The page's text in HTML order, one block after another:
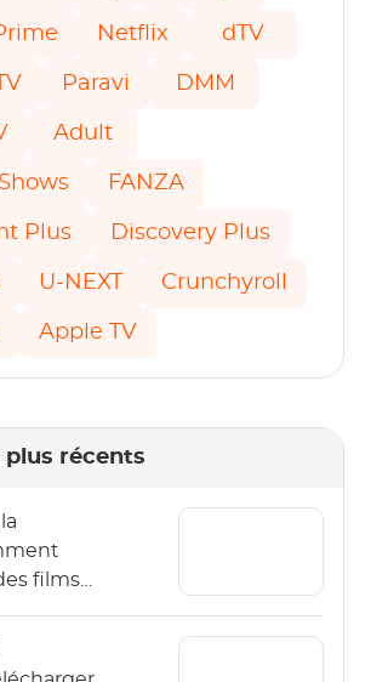
Netflix dTV
Paravi DMM
Adult
FANZA
Plus Discovery Plus
U-NEXT Crunchyroll
Apple TV
récents
films